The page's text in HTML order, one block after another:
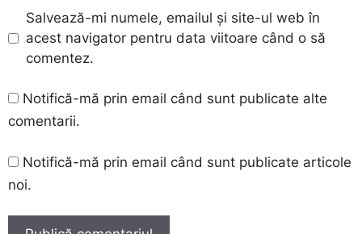
Salvează-mi numele, emailul și site-ul web în
acest navigator pentru data viitoare când o să
comentez.
Notifică-mă prin email când sunt publicate alte
comentarii.
Notifică-mă prin email când sunt publicate articole
noi.